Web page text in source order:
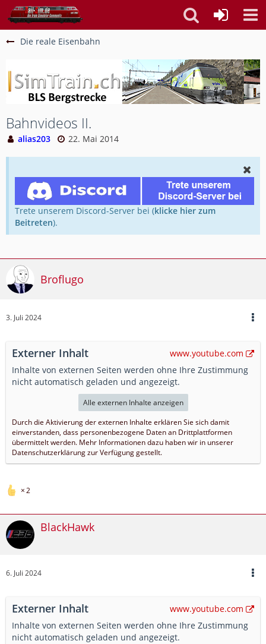
Die reale Eisenbahn
Bahnvideos II.
alias203 22. Mai 2014
Trete unserem Discord-Server bei (klicke hier zum
Beitreten).
Broflugo
3. Juli 2024
Externer Inhalt
www.youtube.com
Inhalte von externen Seiten werden ohne Ihre Zustimmung
nicht automatisch geladen und angezeigt.
Alle externen Inhalte anzeigen
Durch die Aktivierung der externen Inhalte erklären Sie sich damit
einverstanden, dass personenbezogene Daten an Drittplattformen
übermittelt werden. Mehr Informationen dazu haben wir in unserer
Datenschutzerklärung zur Verfügung gestellt.
2
BlackHawk
6. Juli 2024
Externer Inhalt
www.youtube.com
Inhalte von externen Seiten werden ohne Ihre Zustimmung
nicht automatisch geladen und angezeigt.